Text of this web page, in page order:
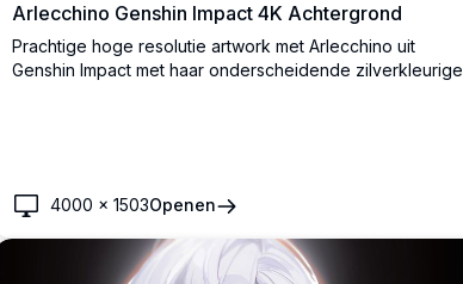
Arlecchino Genshin Impact 4K Achtergrond
Prachtige hoge resolutie artwork met Arlecchino uit
Genshin Impact met haar onderscheidende zilverkleurige
4000 ×1503Openen